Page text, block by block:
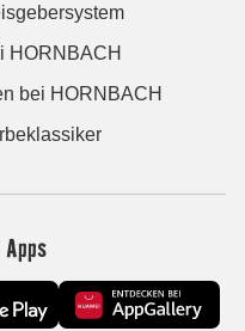
HORNBACH
bei HORNBACH
Apps